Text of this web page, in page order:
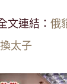
文連結： 俄
太子